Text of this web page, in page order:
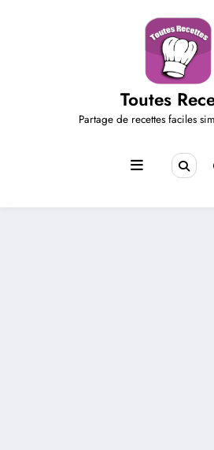
Toutes
Partage de recettes faciles